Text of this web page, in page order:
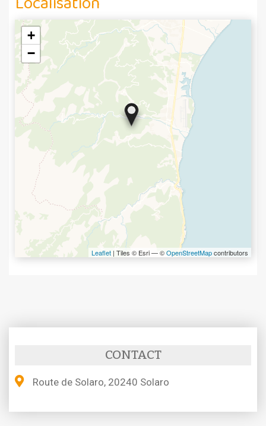
+
−
Leaflet | Tiles © Esri — ©OpenStreetMapcontributors
CONTACT
Route de Solaro, 20240 Solaro